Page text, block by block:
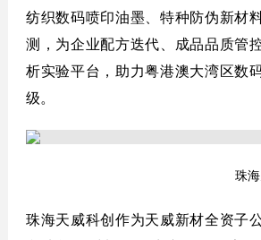
纺织数码喷印油墨、特种防伪新材
测，为企业配方迭代、成品品质管
析实验平台，助力粤港澳大湾区数
级。
珠
珠海天威科创作为天威新材全资子